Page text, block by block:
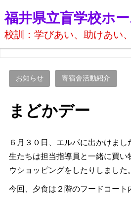
福井県立盲学校ホ
校訓：学びあい、助けあい
お知らせ 寄宿舎活動紹介
まどかデー
６月３０日、エルパに出かけま
生たちは担当指導員と一緒に買い
ウショッピングをしたりしました。
今回、夕食は２階のフードコート